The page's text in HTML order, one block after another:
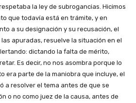
la ley de subrogancias. Hicimos
que todavía está en trámite, y en
a su designación y su recusación, el
apuradas, resuelve la situación en el
dictando la falta de mérito,
Es decir, no nos asombra porque lo
era parte de la maniobra que incluye, el
a resolver el tema antes de que se
o no como juez de la causa, antes de